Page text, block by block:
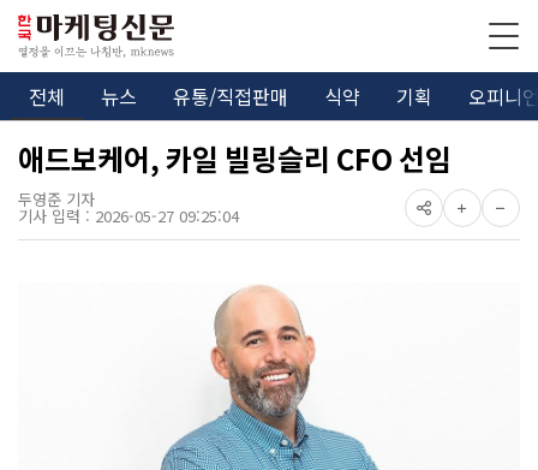
전체 뉴스 유통/직접판매 식약 기획 오피니
애드보케어, 카일 빌링슬리 CFO 선임
두영준 기자
기사 입력 : 2026-05-27 09:25:04